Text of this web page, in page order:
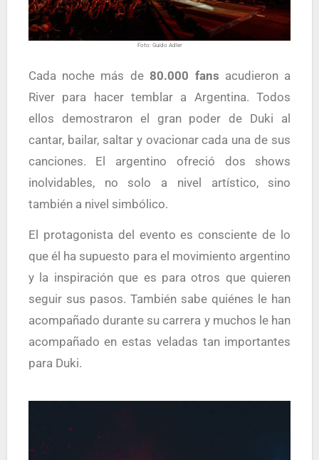
Foto: Guido Adler
Cada noche más de80.000 fans acudieron a
River para hacer temblar a Argentina. Todos
ellos demostraron el gran poder de Duki al
cantar, bailar, saltar y ovacionar cada una de sus
canciones. El argentino ofreció dos shows
inolvidables, no solo a nivel artístico, sino
también a nivel simbólico.
El protagonista del evento es consciente de lo
que él ha supuesto para el movimiento argentino
y la inspiración que es para otros que quieren
seguir sus pasos. También sabe quiénes le han
acompañado durante su carrera y muchos le han
acompañado en estas veladas tan importantes
para Duki.